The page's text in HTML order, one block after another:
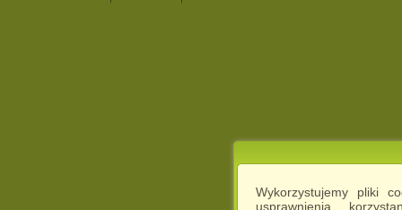
Wykorzystujemy pliki
usprawnienia